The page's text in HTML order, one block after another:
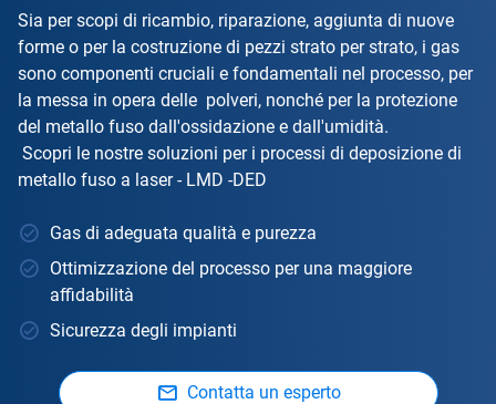
Sia per scopi di ricambio, riparazione, aggiunta di nuove
forme o per la costruzione di pezzi strato per strato, i gas
sono componenti cruciali e fondamentali nel processo, per
la messa in opera delle polveri, nonché per la protezione
del metallo fuso dall'ossidazione e dall'umidità.
Scopri le nostre soluzioni per i processi di deposizione di
metallo fuso a laser - LMD -DED
Gas di adeguata qualità e purezza
Ottimizzazione del processo per una maggiore
affidabilità
Sicurezza degli impianti
Contatta un esperto